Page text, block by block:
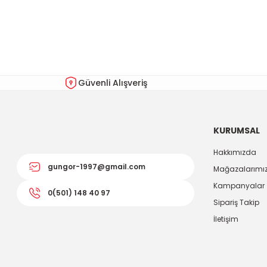
Ürün fiyatı diğer sitelerden daha pahalı.
Güvenli Alışveriş
gungor-1997@gmail.com
0(501) 148 40 97
KURUMSAL
Hakkımızda
Kampanyalar
Sipariş Takip
İletişim